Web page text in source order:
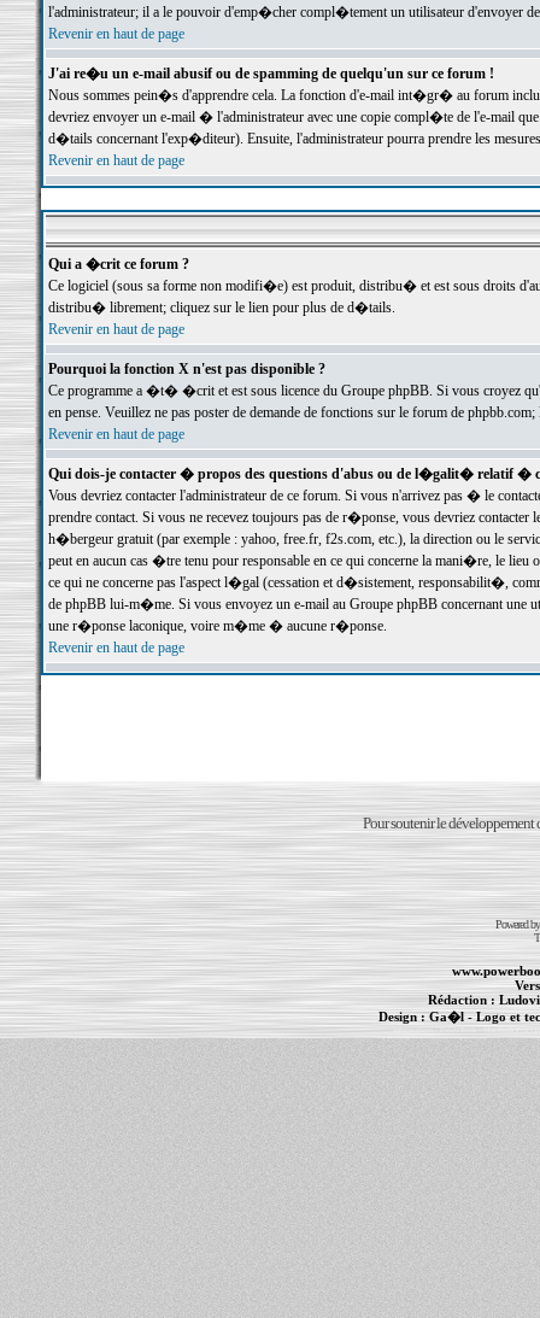
l'administrateur; il a le pouvoir d'emp�cher compl�tement un utilisateur d'envoyer
Revenir en haut de page
J'ai re�u un e-mail abusif ou de spamming de quelqu'un sur ce forum !
Nous sommes pein�s d'apprendre cela. La fonction d'e-mail int�gr� au forum inclut
devriez envoyer un e-mail � l'administrateur avec une copie compl�te de l'e-mail
d�tails concernant l'exp�diteur). Ensuite, l'administrateur pourra prendre les
Revenir en haut de page
Qui a �crit ce forum ?
Ce logiciel (sous sa forme non modifi�e) est produit, distribu� et est sous droits
distribu� librement; cliquez sur le lien pour plus de d�tails.
Revenir en haut de page
Pourquoi la fonction X n'est pas disponible ?
Ce programme a �t� �crit et est sous licence du Groupe phpBB. Si vous croyez
en pense. Veuillez ne pas poster de demande de fonctions sur le forum de
Revenir en haut de page
Qui dois-je contacter � propos des questions d'abus ou de l�galit� relatif �
Vous devriez contacter l'administrateur de ce forum. Si vous n'arrivez pas � le
prendre contact. Si vous ne recevez toujours pas de r�ponse, vous devriez
h�bergeur gratuit (par exemple : yahoo, free.fr, f2s.com, etc.), la direction ou le
peut en aucun cas �tre tenu pour responsable en ce qui concerne la mani�re, le
ce qui ne concerne pas l'aspect l�gal (cessation et d�sistement, responsabilit�,
de phpBB lui-m�me. Si vous envoyez un e-mail au Groupe phpBB concernant une
une r�ponse laconique, voire m�me � aucune r�ponse.
Revenir en haut de page
Pour soutenir le développement
Powered
Rédaction :
Design :Ga�l- Logo et
Informations :